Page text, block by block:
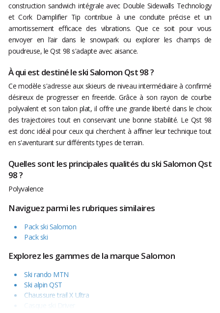
construction sandwich intégrale avec Double Sidewalls Technology
et Cork Damplifier Tip contribue à une conduite précise et un
amortissement efficace des vibrations. Que ce soit pour vous
envoyer en l’air dans le snowpark ou explorer les champs de
poudreuse, le Qst 98 s'adapte avec aisance.
À qui est destiné le ski Salomon Qst 98 ?
Ce modèle s'adresse aux skieurs de niveau intermédiaire à confirmé
désireux de progresser en freeride. Grâce à son rayon de courbe
polyvalent et son talon plat, il offre une grande liberté dans le choix
des trajectoires tout en conservant une bonne stabilité. Le Qst 98
est donc idéal pour ceux qui cherchent à affiner leur technique tout
en s'aventurant sur différents types de terrain.
Quelles sont les principales qualités du ski Salomon Qst
98 ?
Polyvalence
Naviguez parmi les rubriques similaires
Pack ski Salomon
Pack ski
Explorez les gammes de la marque Salomon
Ski rando MTN
Ski alpin QST
Chaussure trail X Ultra
Casque ski Driver